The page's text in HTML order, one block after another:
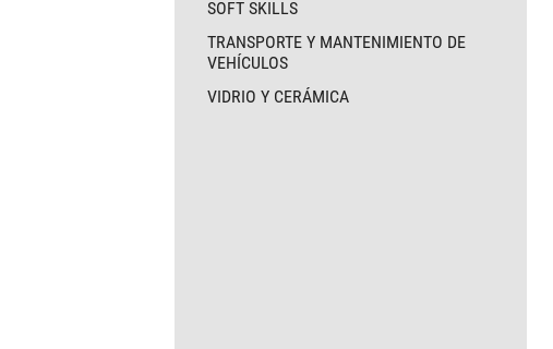
SOFT SKILLS
TRANSPORTE Y MANTENIMIENTO DE
VEHÍCULOS
VIDRIO Y CERÁMICA